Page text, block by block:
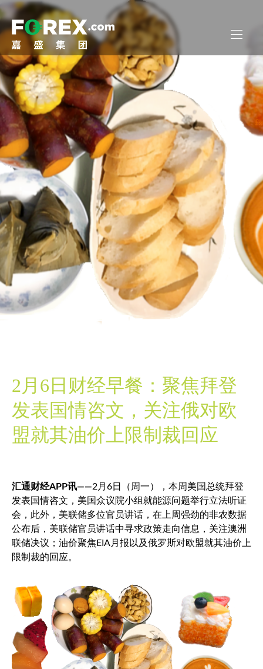
2月6日财经早餐：聚焦拜登
发表国情咨文，关注俄对欧
盟就其油价上限制裁回应
汇通财经APP讯——2月6日（周一），本周美国总统拜登
发表国情咨文，美国众议院小组就能源问题举行立法听证
会，此外，美联储多位官员讲话，在上周强劲的非农数据
公布后，美联储官员讲话中寻求政策走向信息，关注澳洲
联储决议；油价聚焦EIA月报以及俄罗斯对欧盟就其油价上
限制裁的回应。